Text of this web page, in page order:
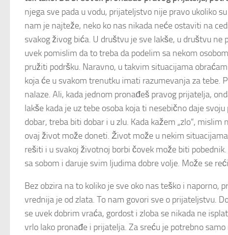
njega sve pada u vodu, prijateljstvo nije pravo ukoliko
nam je najteže, neko ko nas nikada neće ostaviti na
svakog živog bića. U društvu je sve lakše, u društvu
uvek pomislim da to treba da podelim sa nekom
pružiti podršku. Naravno, u takvim situacijama
koja će u svakom trenutku imati razumevanja za tebe.
nalaze. Ali, kada jednom pronađeš pravog prijatelja,
lakše kada je uz tebe osoba koja ti nesebično daje
dobar, treba biti dobar i u zlu. Kada kažem „zlo“,
ovaj život može doneti. Život može u nekim
rešiti i u svakoj životnoj borbi čovek može biti
sa sobom i daruje svim ljudima dobre volje. Može se
Bez obzira na to koliko je sve oko nas teško i
vrednija je od zlata. To nam govori sve o prijateljstvu.
se uvek dobrim vraća, gordost i zloba se nikada ne
vrlo lako pronađe i prijatelja. Za sreću je potrebno